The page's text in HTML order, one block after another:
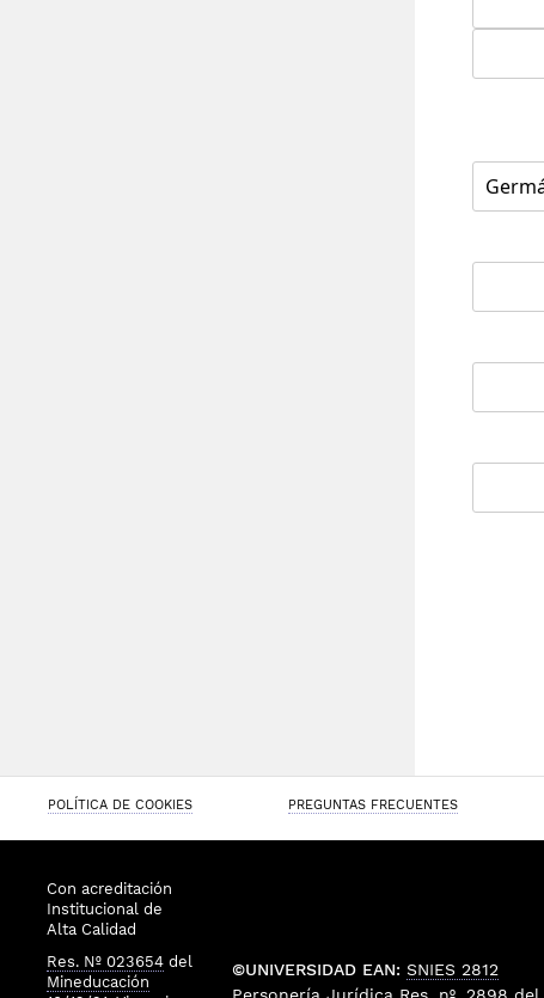
POLÍTICA DE COOKIES PREGUNTAS FRECUENTES
Con acreditación
Institucional de
Alta Calidad
Res. Nº 023654 del
Mineducación
©UNIVERSIDAD EAN: SNIES 2812